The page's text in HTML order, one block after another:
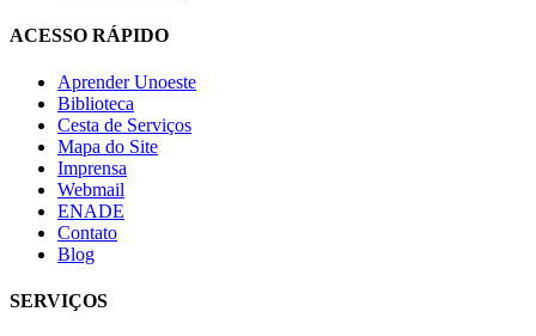
ACESSO RÁPIDO
Aprender Unoeste
Biblioteca
Cesta de Serviços
Mapa do Site
Imprensa
Webmail
ENADE
Contato
Blog
SERVIÇOS